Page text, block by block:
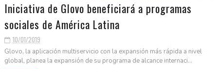
Iniciativa de Glovo beneficiará a programas
sociales de América Latina
10/01/2019
Glovo, la aplicación multiservicio con la expansión más rápida a nivel
global, planea la expansión de su programa de alcance internaci...